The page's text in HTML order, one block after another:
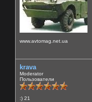
www.avtomag.net.ua
krava
Moderator
Пользователи
:) 21